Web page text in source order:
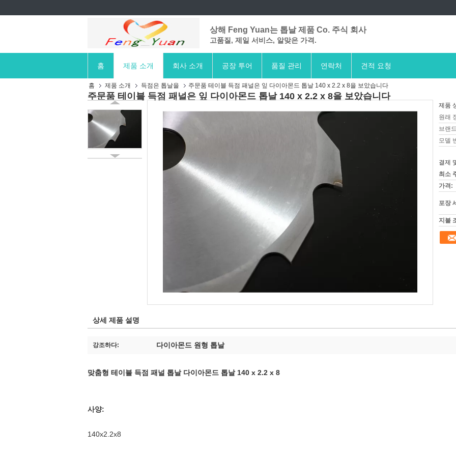
상해 Feng Yuan는 톱날 제품 Co. 주식 회사
고품질, 제일 서비스, 알맞은 가격.
홈 제품 소개 회사 소개 공장 투어 품질 관리 연락처 견적 요청
홈 제품 소개 득점은 톱날을 주문품 테이블 득점 패널은 잎 다이아몬드 톱날 140 x 2.2 x 8을 보았습니다
주문품 테이블 득점 패널은 잎 다이아몬드 톱날 140 x 2.2 x 8을 보았습니다
제품
원래
브랜
모델
결제
최소
가격:
포장
지불
상세 제품 설명
강조하다: 다이아몬드 원형 톱날
맞춤형 테이블 득점 패널 톱날 다이아몬드 톱날 140 x 2.2 x 8
사양:
140x2.2x8